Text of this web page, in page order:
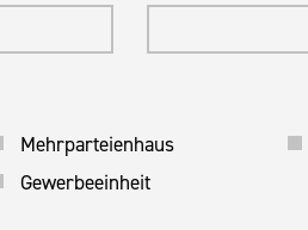
Mehrparteienhaus
Gewerbeeinheit